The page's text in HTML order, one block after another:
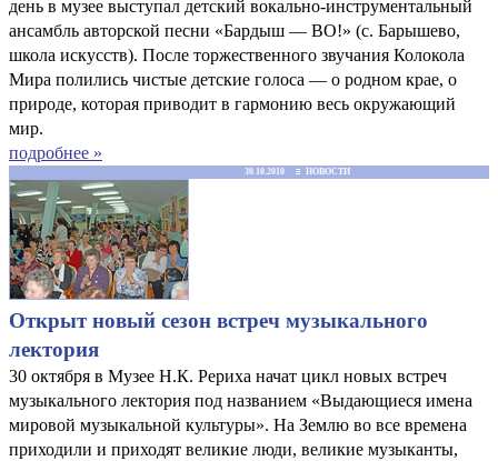
день в музее выступал детский вокально-инструментальный
ансамбль авторской песни «Бардыш — ВО!» (с. Барышево,
школа искусств). После торжественного звучания Колокола
Мира полились чистые детские голоса — о родном крае, о
природе, которая приводит в гармонию весь окружающий
мир.
подробнее »
30.10.2010 ≡ НОВОСТИ
Открыт новый сезон встреч музыкального
лектория
30 октября в Музее Н.К. Рериха начат цикл новых встреч
музыкального лектория под названием «Выдающиеся имена
мировой музыкальной культуры». На Землю во все времена
приходили и приходят великие люди, великие музыканты,